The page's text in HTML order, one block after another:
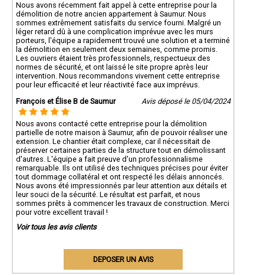
Nous avons récemment fait appel à cette entreprise pour la
démolition de notre ancien appartement à Saumur. Nous
sommes extrêmement satisfaits du service fourni. Malgré un
léger retard dû à une complication imprévue avec les murs
porteurs, l'équipe a rapidement trouvé une solution et a terminé
la démolition en seulement deux semaines, comme promis.
Les ouvriers étaient très professionnels, respectueux des
normes de sécurité, et ont laissé le site propre après leur
intervention. Nous recommandons vivement cette entreprise
pour leur efficacité et leur réactivité face aux imprévus.
François et Élise B de Saumur
Avis déposé le 05/04/2024
Nous avons contacté cette entreprise pour la démolition
partielle de notre maison à Saumur, afin de pouvoir réaliser une
extension. Le chantier était complexe, car il nécessitait de
préserver certaines parties de la structure tout en démolissant
d'autres. L'équipe a fait preuve d'un professionnalisme
remarquable. Ils ont utilisé des techniques précises pour éviter
tout dommage collatéral et ont respecté les délais annoncés.
Nous avons été impressionnés par leur attention aux détails et
leur souci de la sécurité. Le résultat est parfait, et nous
sommes prêts à commencer les travaux de construction. Merci
pour votre excellent travail !
Voir tous les avis clients
DEPOSER UN AVIS